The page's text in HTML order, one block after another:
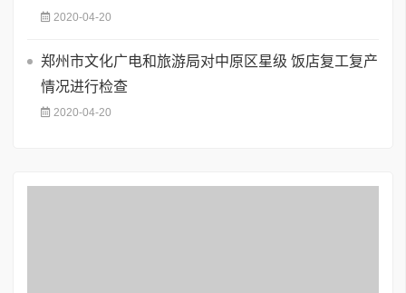
2020-04-20
郑州市文化广电和旅游局对中原区星级 饭店复工复产
情况进行检查
2020-04-20